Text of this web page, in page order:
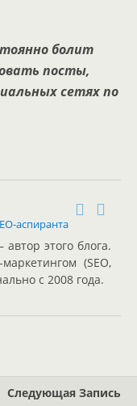
болит
посты,
сетях по
аспиранта
этого блога.
(SEO,
с 2008 года.
Следующая Запись